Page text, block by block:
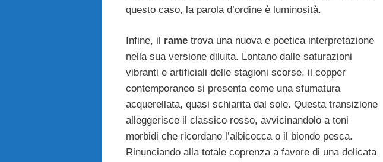
questo caso, la parola d’ordine è luminosità.
Infine, il rame trova una nuova e poetica interpretazione
nella sua versione diluita. Lontano dalle saturazioni
vibranti e artificiali delle stagioni scorse, il copper
contemporaneo si presenta come una sfumatura
acquerellata, quasi schiarita dal sole. Questa transizione
alleggerisce il classico rosso, avvicinandolo a toni
morbidi che ricordano l’albicocca o il biondo pesca.
Rinunciando alla totale coprenza a favore di una delicata